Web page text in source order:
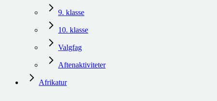
9. klasse
10. klasse
Valgfag
Aftenaktiviteter
Afrikatur